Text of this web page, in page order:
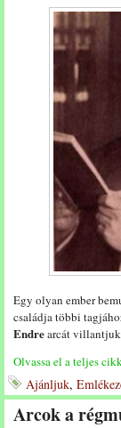
Egy olyan ember
családja többi
Endrearcát
Olvassa el a teljes
Ajánljuk,
Arcok a